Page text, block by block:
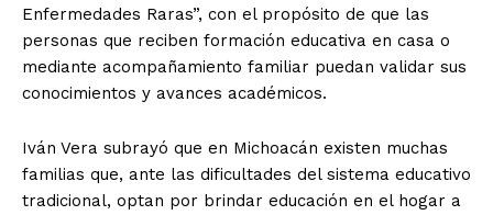
Enfermedades Raras”, con el propósito de que las
personas que reciben formación educativa en casa o
mediante acompañamiento familiar puedan validar sus
conocimientos y avances académicos.
Iván Vera subrayó que en Michoacán existen muchas
familias que, ante las dificultades del sistema educativo
tradicional, optan por brindar educación en el hogar a